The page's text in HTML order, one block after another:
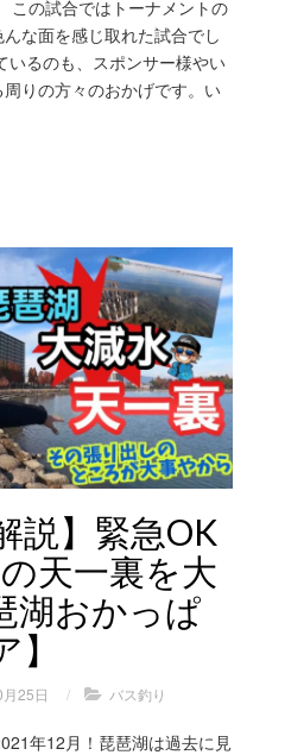
この試合ではトーナメントの
な面を感じ取れた試合でし
いるのも、スポンサー様やい
りの方々のおかげです。い
説】緊急OK
天一裏を大
湖おかっぱ
25日 / バス釣り
年12月！琵琶湖は過去に見